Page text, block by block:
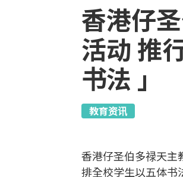
香港仔
活动 推
书法 」
教育资讯
香港仔圣伯多禄天主
排全校学生以五体书